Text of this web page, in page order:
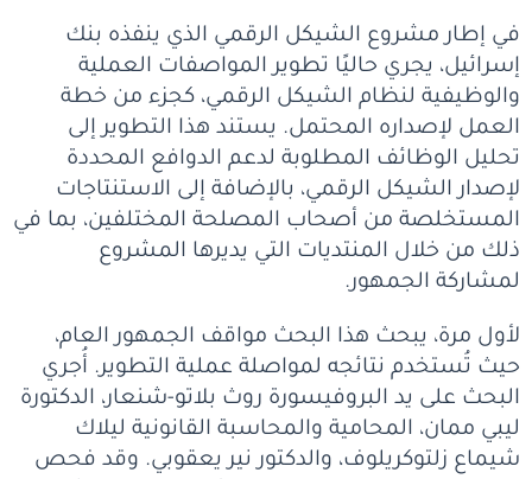
في إطار مشروع الشيكل الرقمي الذي ينفذه بنك
إسرائيل، يجري حاليًا تطوير المواصفات العملية
والوظيفية لنظام الشيكل الرقمي، كجزء من خطة
العمل لإصداره المحتمل. يستند هذا التطوير إلى
تحليل الوظائف المطلوبة لدعم الدوافع المحددة
لإصدار الشيكل الرقمي، بالإضافة إلى الاستنتاجات
المستخلصة من أصحاب المصلحة المختلفين، بما في
ذلك من خلال المنتديات التي يديرها المشروع
لمشاركة الجمهور.
لأول مرة، يبحث هذا البحث مواقف الجمهور العام،
حيث تُستخدم نتائجه لمواصلة عملية التطوير. أُجري
البحث على يد البروفيسورة روث بلاتو-شنعار، الدكتورة
ليبي ممان، المحامية والمحاسبة القانونية ليلاك
شيماع زلتوكريلوف، والدكتور نير يعقوبي. وقد فحص